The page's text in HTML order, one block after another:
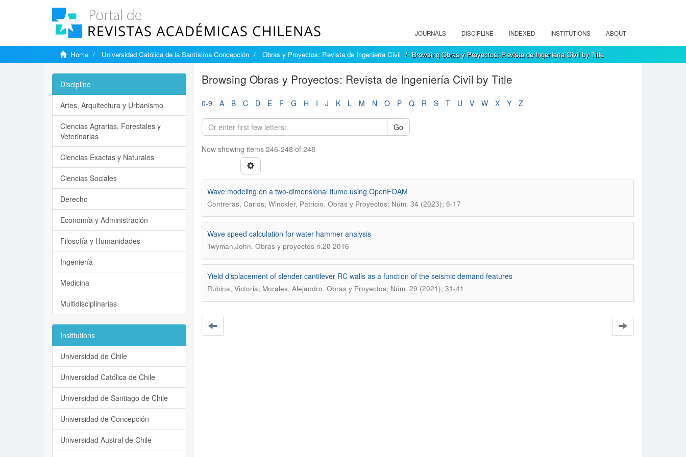
JOURNALS DISCIPLINE INDEXED INSTITUTIONS ABOUT
Home Universidad Católica de la Santísima Concepción Obras y Proyectos: Revista de Ingeniería Civil Browsing Obras y Proyectos: Revista de Ingeniería Civil by Title
Browsing Obras y Proyectos: Revista de Ingeniería Civil by Title
0-9 A B C D E F G H I J K L M N O P Q R S T U V W X Y Z
Go
Now showing items 246-248 of 248
Wave modeling on a two-dimensional flume using OpenFOAM
Contreras, Carlos; Winckler, Patricio. Obras y Proyectos; Núm. 34 (2023); 6-17
Wave speed calculation for water hammer analysis
Twyman,John. Obras y proyectos n.20 2016
Yield displacement of slender cantilever RC walls as a function of the seismic demand features
Rubina, Victoria; Morales, Alejandro. Obras y Proyectos; Núm. 29 (2021); 31-41
Discipline
Artes, Arquitectura y Urbanismo
Ciencias Agrarias, Forestales y
Veterinarias
Ciencias Exactas y Naturales
Ciencias Sociales
Derecho
Economía y Administración
Filosofía y Humanidades
Ingeniería
Medicina
Multidisciplinarias
Institutions
Universidad de Chile
Universidad Católica de Chile
Universidad de Santiago de Chile
Universidad de Concepción
Universidad Austral de Chile